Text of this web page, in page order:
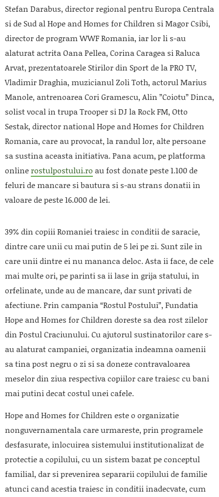
Stefan Darabus, director regional pentru Europa Centrala
si de Sud al Hope and Homes for Children si Magor Csibi,
director de program WWF Romania, iar lor li s-au
alaturat actrita Oana Pellea, Corina Caragea si Raluca
Arvat, prezentatoarele Stirilor din Sport de la PRO TV,
Vladimir Draghia, muzicianul Zoli Toth, actorul Marius
Manole, antrenoarea Cori Gramescu, Alin ”Coiotu” Dinca,
solist vocal in trupa Trooper si DJ la Rock FM, Otto
Sestak, director national Hope and Homes for Children
Romania, care au provocat, la randul lor, alte persoane
sa sustina aceasta initiativa. Pana acum, pe platforma
online rostulpostului.ro au fost donate peste 1.100 de
feluri de mancare si bautura si s-au strans donatii in
valoare de peste 16.000 de lei.
39% din copiii Romaniei traiesc in conditii de saracie,
dintre care unii cu mai putin de 5 lei pe zi. Sunt zile in
care unii dintre ei nu mananca deloc. Asta ii face, de cele
mai multe ori, pe parinti sa ii lase in grija statului, in
orfelinate, unde au de mancare, dar sunt privati de
afectiune. Prin campania “Rostul Postului”, Fundatia
Hope and Homes for Children doreste sa dea rost zilelor
din Postul Craciunului. Cu ajutorul sustinatorilor care s-
au alaturat campaniei, organizatia indeamna oamenii
sa tina post negru o zi si sa doneze contravaloarea
meselor din ziua respectiva copiilor care traiesc cu bani
mai putini decat costul unei cafele.
Hope and Homes for Children este o organizatie
nonguvernamentala care urmareste, prin programele
desfasurate, inlocuirea sistemului institutionalizat de
protectie a copilului, cu un sistem bazat pe conceptul
familial, dar si prevenirea separarii copilului de familie
atunci cand acestia traiesc in conditii inadecvate, cum